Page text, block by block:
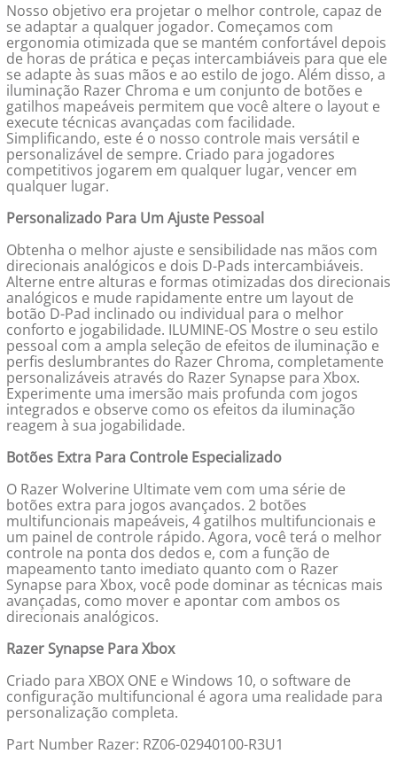
Nosso objetivo era projetar o melhor controle, capaz de
se adaptar a qualquer jogador. Começamos com
ergonomia otimizada que se mantém confortável depois
de horas de prática e peças intercambiáveis para que ele
se adapte às suas mãos e ao estilo de jogo. Além disso, a
iluminação Razer Chroma e um conjunto de botões e
gatilhos mapeáveis permitem que você altere o layout e
execute técnicas avançadas com facilidade.
Simplificando, este é o nosso controle mais versátil e
personalizável de sempre. Criado para jogadores
competitivos jogarem em qualquer lugar, vencer em
qualquer lugar.
Personalizado Para Um Ajuste Pessoal
Obtenha o melhor ajuste e sensibilidade nas mãos com
direcionais analógicos e dois D-Pads intercambiáveis.
Alterne entre alturas e formas otimizadas dos direcionais
analógicos e mude rapidamente entre um layout de
botão D-Pad inclinado ou individual para o melhor
conforto e jogabilidade. ILUMINE-OS Mostre o seu estilo
pessoal com a ampla seleção de efeitos de iluminação e
perfis deslumbrantes do Razer Chroma, completamente
personalizáveis através do Razer Synapse para Xbox.
Experimente uma imersão mais profunda com jogos
integrados e observe como os efeitos da iluminação
reagem à sua jogabilidade.
Botões Extra Para Controle Especializado
O Razer Wolverine Ultimate vem com uma série de
botões extra para jogos avançados. 2 botões
multifuncionais mapeáveis, 4 gatilhos multifuncionais e
um painel de controle rápido. Agora, você terá o melhor
controle na ponta dos dedos e, com a função de
mapeamento tanto imediato quanto com o Razer
Synapse para Xbox, você pode dominar as técnicas mais
avançadas, como mover e apontar com ambos os
direcionais analógicos.
Razer Synapse Para Xbox
Criado para XBOX ONE e Windows 10, o software de
configuração multifuncional é agora uma realidade para
personalização completa.
Part Number Razer: RZ06-02940100-R3U1